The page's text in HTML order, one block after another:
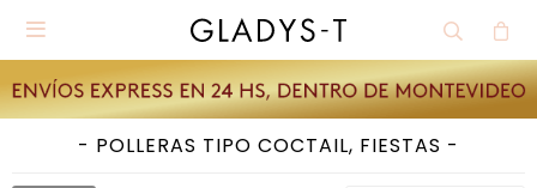

POLLERAS TIPO COCTAIL, FIESTAS